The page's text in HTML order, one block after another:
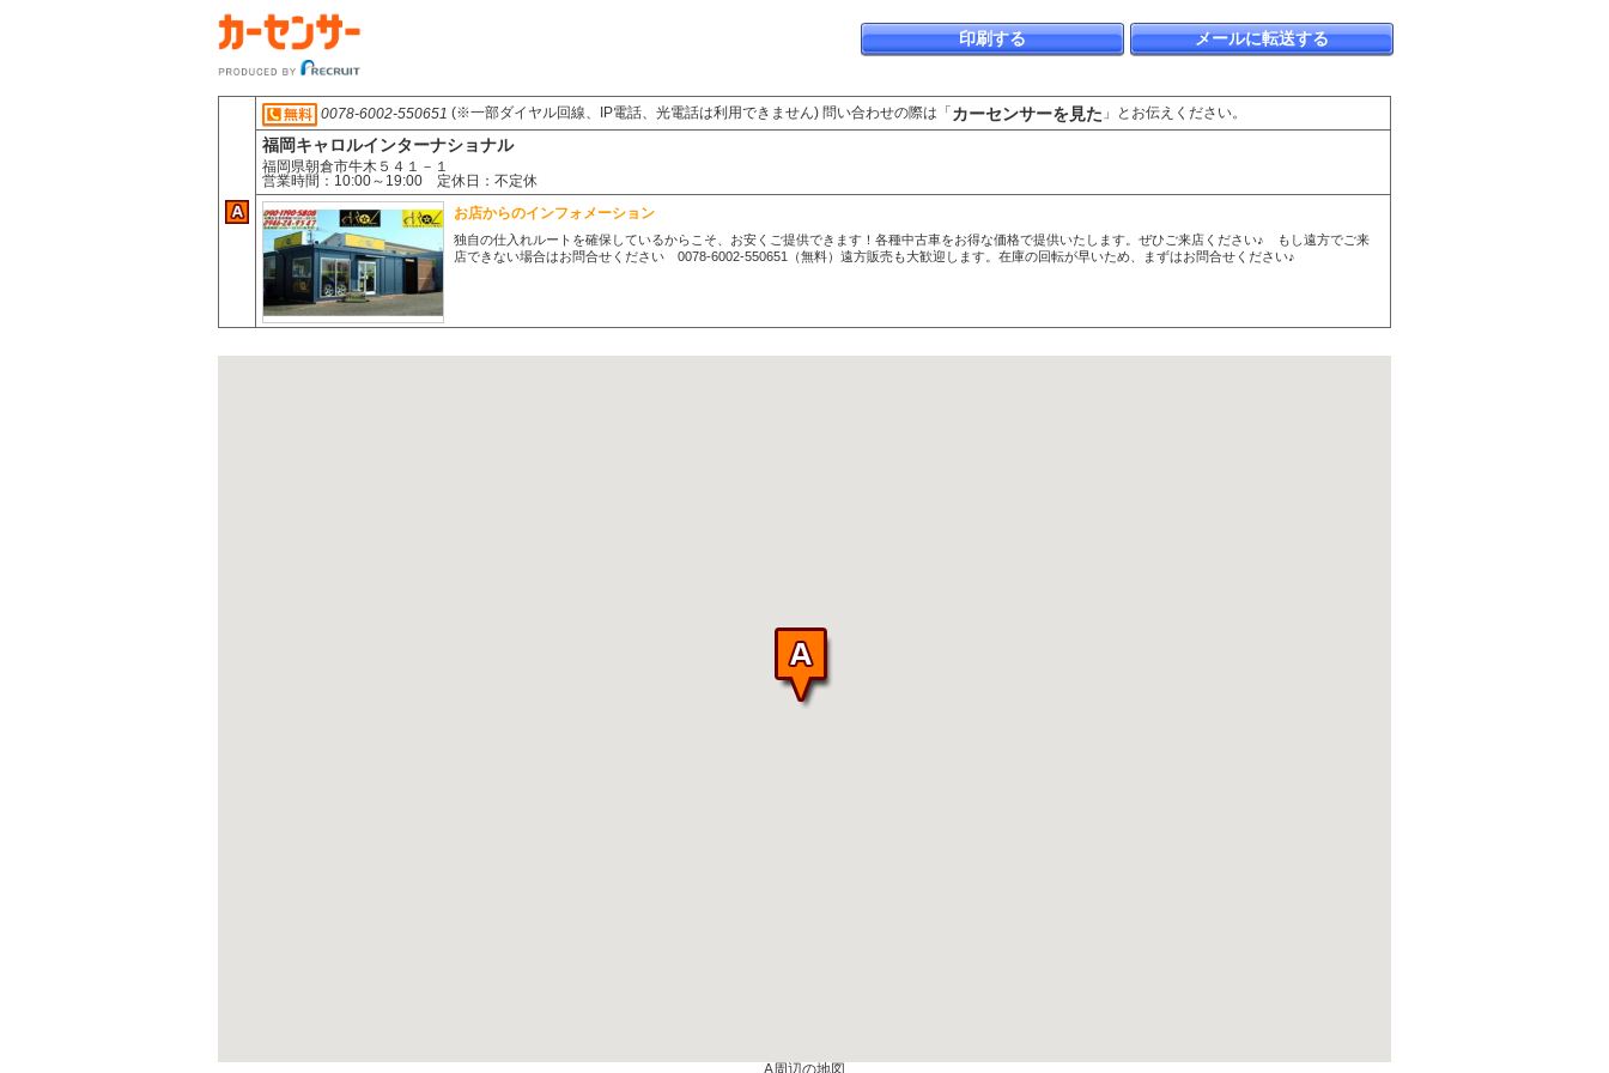
メールに転送する
印刷する
0078-6002-550651 (※一部ダイヤル回線、IP電話、光電話は利用できません) 問い合わせの際は「カーセンサーを見た 」とお伝えください。
福岡キャロルインターナショナル
福岡県朝倉市牛木５４１－１
営業時間：10:00～19:00 定休日：不定休
お店からのインフォメーション
独自の仕入れルートを確保しているからこそ、お安くご提供できます！各種中古車をお得な価格で提供いたします。ぜひご来店ください♪ もし遠方でご来
店できない場合はお問合せください 0078-6002-550651（無料）遠方販売も大歓迎します。在庫の回転が早いため、まずはお問合せください♪
A周辺の地図